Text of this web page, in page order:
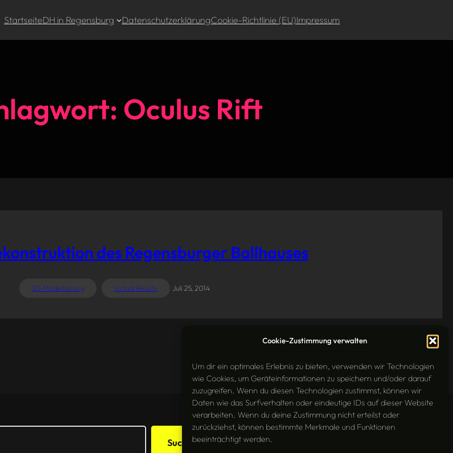
Cookie-Zustimmung verwalten
Um dir ein optimales Erlebnis zu bieten, verwenden wir Technologien
wie Cookies, um Geräteinformationen zu speichern und/oder darauf
zuzugreifen. Wenn du diesen Technologien zustimmst, können wir
Daten wie das Surfverhalten oder eindeutige IDs auf dieser Website
verarbeiten. Wenn du deine Zustimmung nicht erteilst oder
zurückziehst, können bestimmte Merkmale und Funktionen
beeinträchtigt werden.
StartseiteDH in Regensburg DatenschutzerklärungCookie-Richtlinie (EU)Impressum
Oculus Rift
des Regensburger Ballhauses
3D-Modellierung Virtual Reality Juli 25, 2014
Suchen